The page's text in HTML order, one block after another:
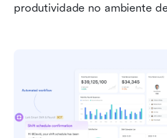
produtividade no ambiente